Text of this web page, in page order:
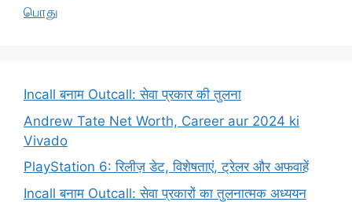
பொது
Incall बनाम Outcall: सेवा प्रकार की तुलना
Andrew Tate Net Worth, Career aur 2024 ki
Vivado
PlayStation 6: रिलीज़ डेट, विशेषताएं, ट्रेलर और अफवाहें
Incall बनाम Outcall: सेवा प्रकारों का तुलनात्मक अध्ययन